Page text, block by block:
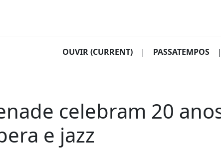
OUVIR(CURRENT) | PASSATEMPOS |
celebram 20
e jazz